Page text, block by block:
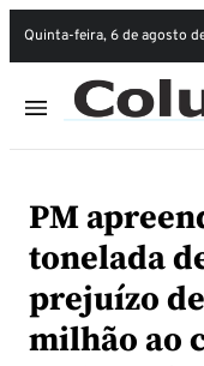
quinta-feira, 6 de agosto
PM
tonelada
prejuízo
milhão ao